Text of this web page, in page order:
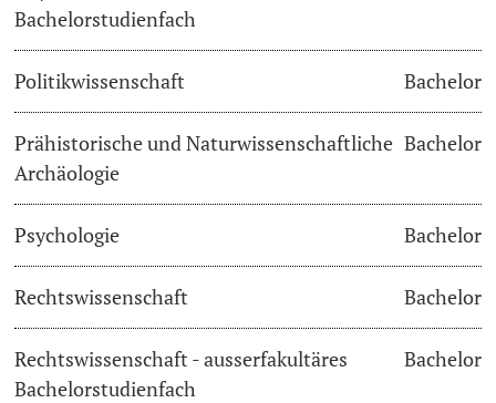
Bachelorstudienfach
Politikwissenschaft Bachelor
Prähistorische und Naturwissenschaftliche
Archäologie
Bachelor
Psychologie Bachelor
Rechtswissenschaft Bachelor
Rechtswissenschaft - ausserfakultäres
Bachelorstudienfach
Bachelor